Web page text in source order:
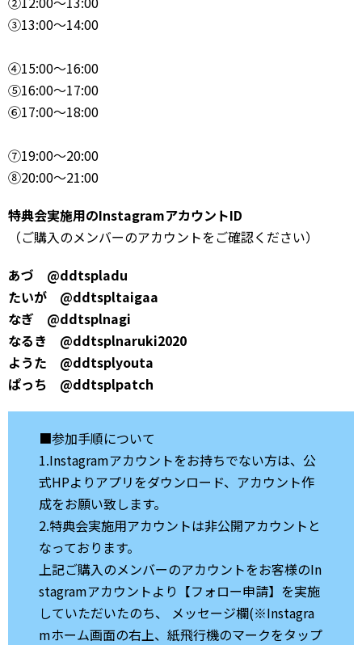
③13:00～14:00
④15:00～16:00
⑤16:00～17:00
⑥17:00～18:00
⑦19:00～20:00
⑧20:00～21:00
特典会実施用のInstagramアカウントID
（ご購入のメンバーのアカウントをご確認ください）
あづ @ddtspladu
たいが @ddtspltaigaa
なぎ @ddtsplnagi
なるき @ddtsplnaruki2020
ようた @ddtsplyouta
ぱっち @ddtsplpatch
■参加手順について
1.Instagramアカウントをお持ちでない方は、公
式HPよりアプリをダウンロード、アカウント作
成をお願い致します。
2.特典会実施用アカウントは非公開アカウントと
なっております。
上記ご購入のメンバーのアカウントをお客様のIn
stagramアカウントより【フォロー申請】を実施
していただいたのち、 メッセージ欄(※Instagra
mホーム画面の右上、紙飛行機のマークをタップ